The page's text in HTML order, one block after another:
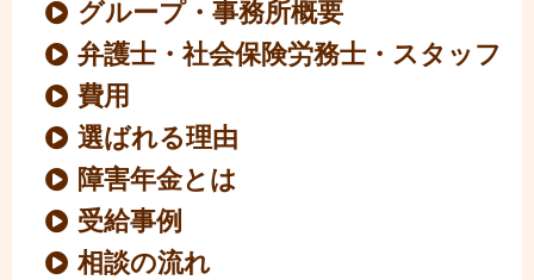
グループ・事務所概要
弁護士・社会保険労務士・スタッフ
費用
選ばれる理由
障害年金とは
受給事例
相談の流れ